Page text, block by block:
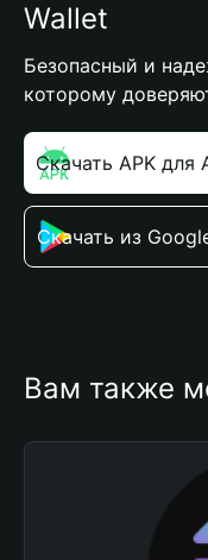
Wallet
Безопасный и
которому
Скачать APK для
Скачать из
Вам также